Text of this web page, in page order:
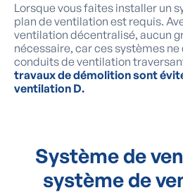
Lorsque vous faites installer un
plan de ventilation est requis.
ventilation décentralisé, aucun
nécessaire, car ces systèmes
conduits de ventilation
travaux de démolition sont
ventilation D.
Système de
système de